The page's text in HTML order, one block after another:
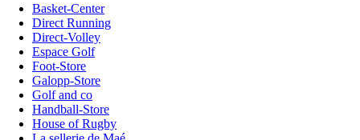
Basket-Center
Direct Running
Direct-Volley
Espace Golf
Foot-Store
Galopp-Store
Golf and co
Handball-Store
House of Rugby